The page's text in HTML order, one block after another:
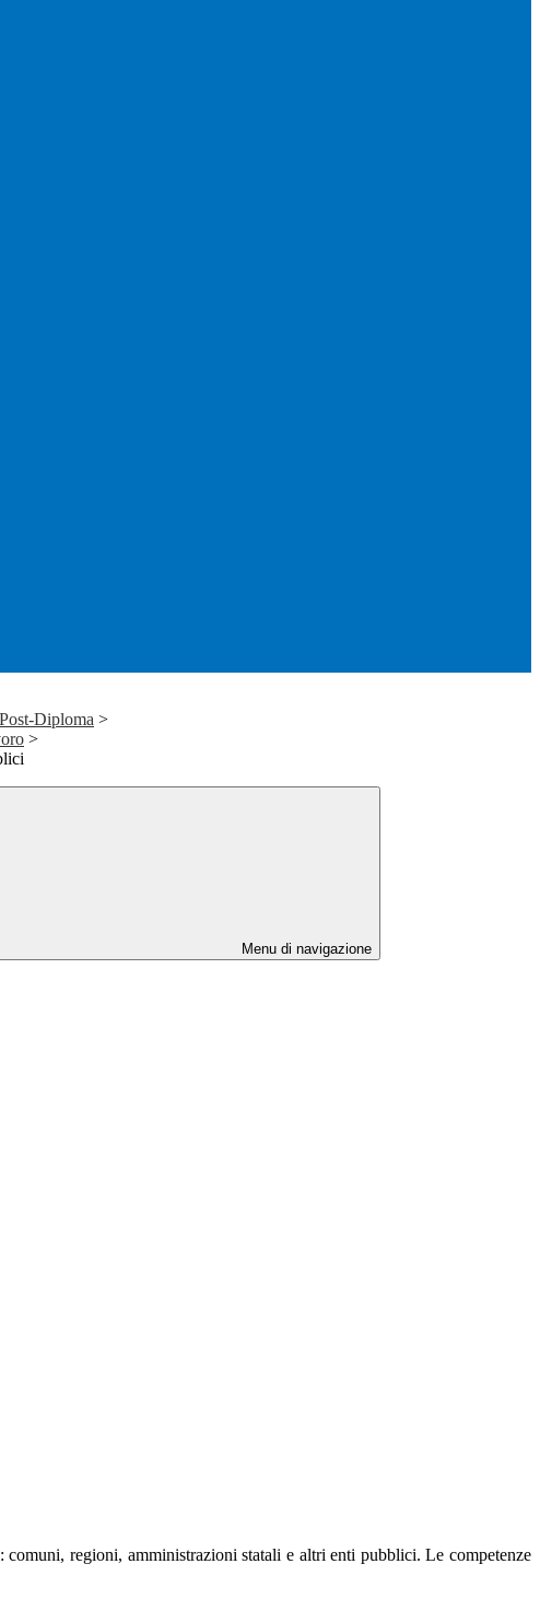
Diploma >
>
Menu di navigazione
regioni, amministrazioni statali e altri enti pubblici. Le competenze